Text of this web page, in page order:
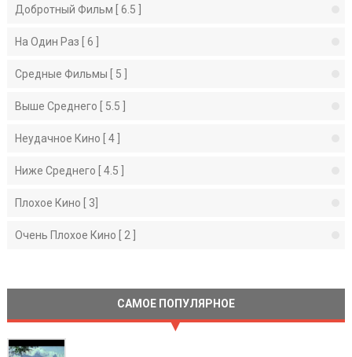
Добротный Фильм [ 6.5 ]
На Один Раз [ 6 ]
Средные Фильмы [ 5 ]
Выше Среднего [ 5.5 ]
Неудачное Кино [ 4 ]
Ниже Среднего [ 4.5 ]
Плохое Кино [ 3]
Очень Плохое Кино [ 2 ]
САМОЕ ПОПУЛЯРНОЕ